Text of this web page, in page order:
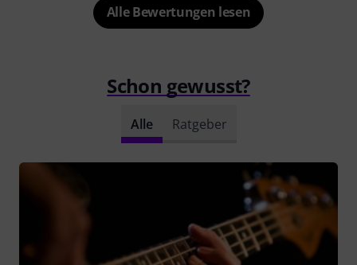
Alle Bewertungen lesen
Schon gewusst?
Alle Ratgeber